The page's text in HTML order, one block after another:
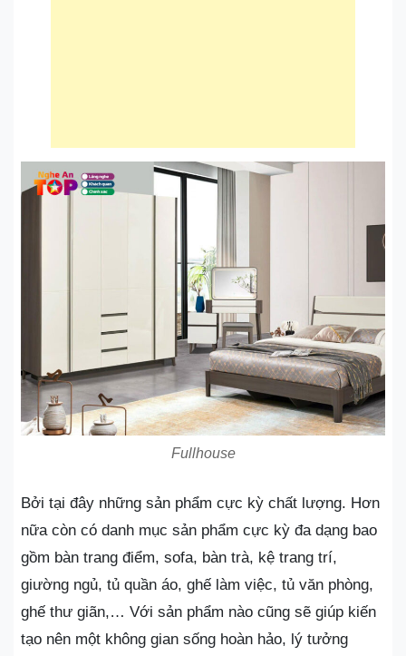
Fullhouse
Bởi tại đây những sản phẩm cực kỳ chất lượng. Hơn
nữa còn có danh mục sản phẩm cực kỳ đa dạng bao
gồm bàn trang điểm, sofa, bàn trà, kệ trang trí,
giường ngủ, tủ quần áo, ghế làm việc, tủ văn phòng,
ghế thư giãn,… Với sản phẩm nào cũng sẽ giúp kiến
tạo nên một không gian sống hoàn hảo, lý tưởng